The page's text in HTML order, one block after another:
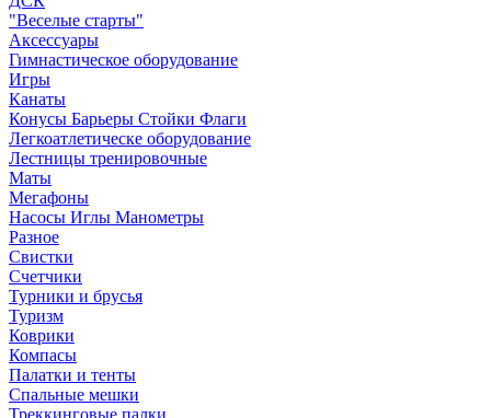
"Веселые старты"
Аксессуары
Гимнастическое оборудование
Игры
Канаты
Конусы Барьеры Стойки Флаги
Легкоатлетическе оборудование
Лестницы тренировочные
Маты
Мегафоны
Насосы Иглы Манометры
Разное
Свистки
Счетчики
Турники и брусья
Туризм
Коврики
Компасы
Палатки и тенты
Спальные мешки
Треккинговые палки